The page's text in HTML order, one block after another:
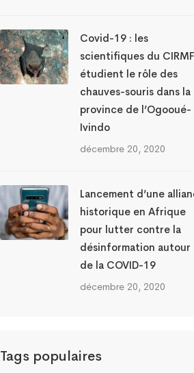
Covid-19 : les
scientifiques du CIRMF
étudient le rôle des
chauves-souris dans la
province de l’Ogooué-
Ivindo
décembre 20, 2020
Lancement d’une
historique en Afrique
pour lutter contre la
désinformation autour
de la COVID-19
décembre 20, 2020
Tags populaires